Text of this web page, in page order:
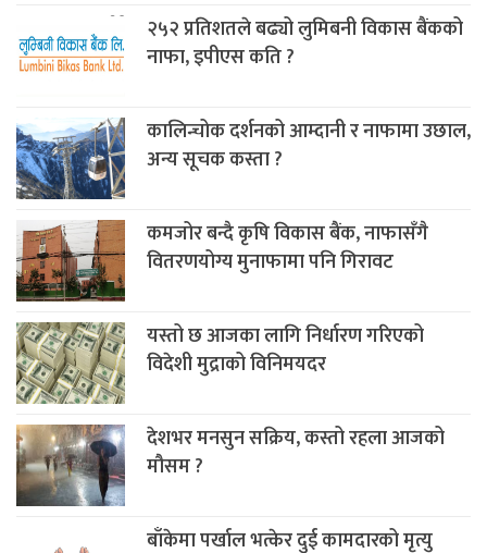
२५२ प्रतिशतले बढ्यो लुमिबनी विकास बैंकको
नाफा, इपीएस कति ?
कालिन्चोक दर्शनको आम्दानी र नाफामा उछाल,
अन्य सूचक कस्ता ?
कमजोर बन्दै कृषि विकास बैंक, नाफासँगै
वितरणयोग्य मुनाफामा पनि गिरावट
यस्तो छ आजका लागि निर्धारण गरिएको
विदेशी मुद्राको विनिमयदर
देशभर मनसुन सक्रिय, कस्तो रहला आजको
मौसम ?
बाँकेमा पर्खाल भत्केर दुई कामदारको मृत्यु